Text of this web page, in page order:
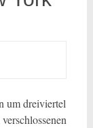
um dreiviertel